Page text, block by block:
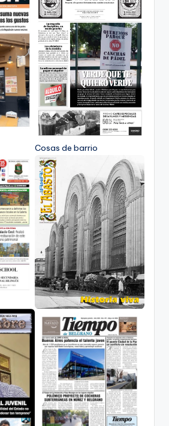
Cosas de barrio